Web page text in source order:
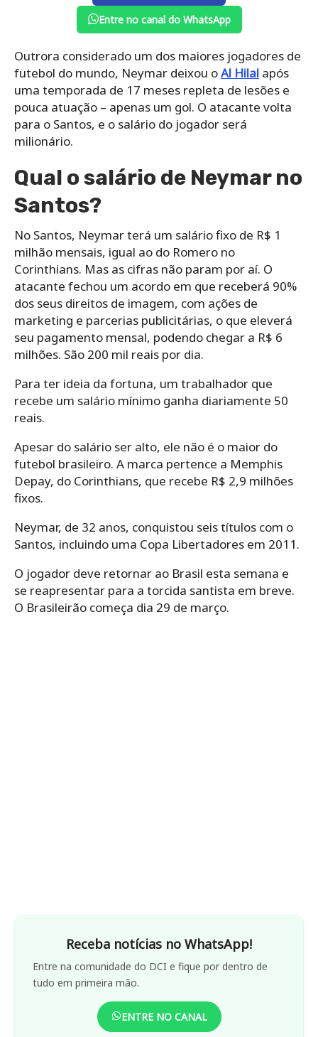
Entre no canal do WhatsApp
Outrora considerado um dos maiores jogadores de
futebol do mundo, Neymar deixou oAl Hilal após
uma temporada de 17 meses repleta de lesões e
pouca atuação – apenas um gol. O atacante volta
para o Santos, e o salário do jogador será
milionário.
Qual o salário de Neymar no
Santos?
No Santos, Neymar terá um salário fixo de R$ 1
milhão mensais, igual ao do Romero no
Corinthians. Mas as cifras não param por aí. O
atacante fechou um acordo em que receberá 90%
dos seus direitos de imagem, com ações de
marketing e parcerias publicitárias, o que eleverá
seu pagamento mensal, podendo chegar a R$ 6
milhões. São 200 mil reais por dia.
Para ter ideia da fortuna, um trabalhador que
recebe um salário mínimo ganha diariamente 50
reais.
Apesar do salário ser alto, ele não é o maior do
futebol brasileiro. A marca pertence a Memphis
Depay, do Corinthians, que recebe R$ 2,9 milhões
fixos.
Neymar, de 32 anos, conquistou seis títulos com o
Santos, incluindo uma Copa Libertadores em 2011.
O jogador deve retornar ao Brasil esta semana e
se reapresentar para a torcida santista em breve.
O Brasileirão começa dia 29 de março.
Receba notícias no WhatsApp!
Entre na comunidade do DCI e fique por dentro de
tudo em primeira mão.
ENTRE NO CANAL